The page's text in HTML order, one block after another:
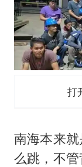
打
南海本来
么跳，不